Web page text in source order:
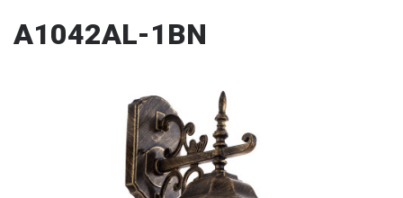
A1042AL-1BN